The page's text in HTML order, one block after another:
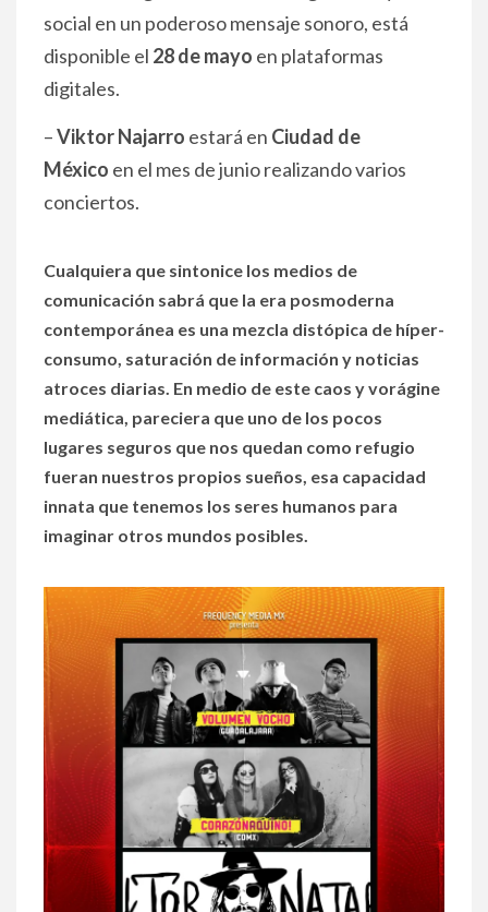
social en un poderoso mensaje sonoro, está
disponible el 28 de mayo en plataformas
digitales.
–Viktor Najarro estará en Ciudad de
México en el mes de junio realizando varios
conciertos.
Cualquiera que sintonice los medios de
comunicación sabrá que la era posmoderna
contemporánea es una mezcla distópica de híper-
consumo, saturación de información y noticias
atroces diarias. En medio de este caos y vorágine
mediática, pareciera que uno de los pocos
lugares seguros que nos quedan como refugio
fueran nuestros propios sueños, esa capacidad
innata que tenemos los seres humanos para
imaginar otros mundos posibles.